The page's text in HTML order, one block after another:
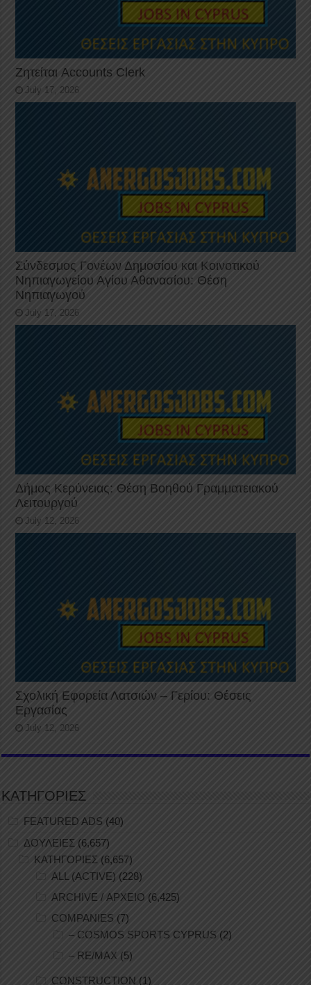
Ζητείται Accounts Clerk
July 17, 2026
Σύνδεσμος Γονέων Δημοσίου και Κοινοτικού
Νηπιαγωγείου Αγίου Αθανασίου: Θέση
Νηπιαγωγού
July 17, 2026
Δήμος Κερύνειας: Θέση Βοηθού Γραμματειακού
Λειτουργού
July 12, 2026
Σχολική Εφορεία Λατσιών – Γερίου: Θέσεις
Εργασίας
July 12, 2026
ΚΑΤΗΓΟΡΙΕΣ
FEATURED ADS (40)
ΔΟΥΛΕΙΕΣ (6,657)
ΚΑΤΗΓΟΡΙΕΣ (6,657)
ALL (ACTIVE) (228)
ARCHIVE / ΑΡΧΕΙΟ (6,425)
COMPANIES (7)
– COSMOS SPORTS CYPRUS (2)
– RE/MAX (5)
CONSTRUCTION (1)